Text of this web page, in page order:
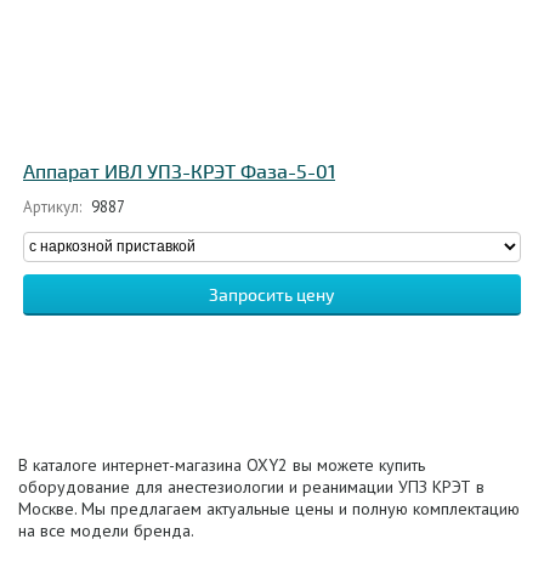
Аппарат ИВЛ УПЗ-КРЭТ Фаза-5-01
Артикул: 9887
Запросить цену
В каталоге интернет-магазина OXY2 вы можете купить
оборудование для анестезиологии и реанимации УПЗ КРЭТ в
Москве. Мы предлагаем актуальные цены и полную комплектацию
на все модели бренда.